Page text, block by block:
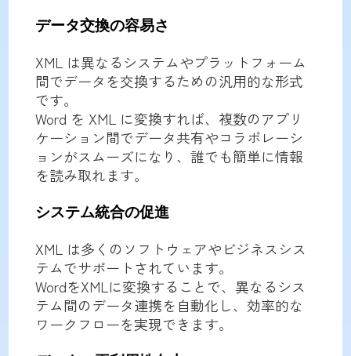
データ交換の容易さ
XML は異なるシステムやプラットフォーム
間でデータを交換するための汎用的な形式
です。
Word を XML に変換すれば、複数のアプリ
ケーション間でデータ共有やコラボレーシ
ョンがスムーズになり、誰でも簡単に情報
を読み取れます。
システム統合の促進
XML は多くのソフトウェアやビジネスシス
テムでサポートされています。
WordをXMLに変換することで、異なるシス
テム間のデータ連携を自動化し、効率的な
ワークフローを実現できます。